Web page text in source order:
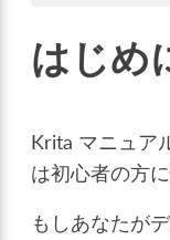
はじめ
Krita マニュア
は初心者の方
もしあなたが